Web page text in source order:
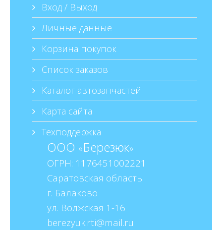
Вход / Выход
Личные данные
Корзина покупок
Список заказов
Каталог автозапчастей
Карта сайта
Техподдержка
ООО «Березюк»
ОГРН: 1176451002221
Саратовская область
г. Балаково
ул. Волжская 1-16
berezyuk.rti@mail.ru